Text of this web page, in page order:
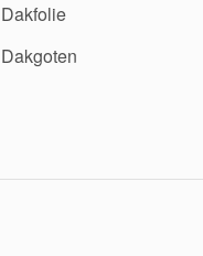
Dakfolie
Dakgoten